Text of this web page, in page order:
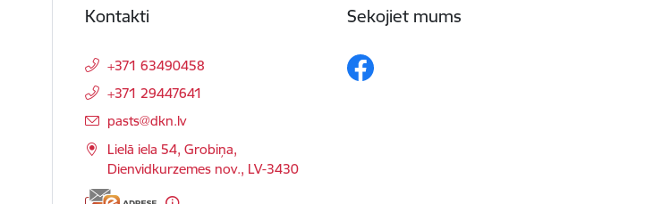
Kontakti
+371 63490458
+371 29447641
E-pasts:
pasts@dkn.lv
Lielā iela 54, Grobiņa,
Dienvidkurzemes nov., LV-3430
Sekojiet mums